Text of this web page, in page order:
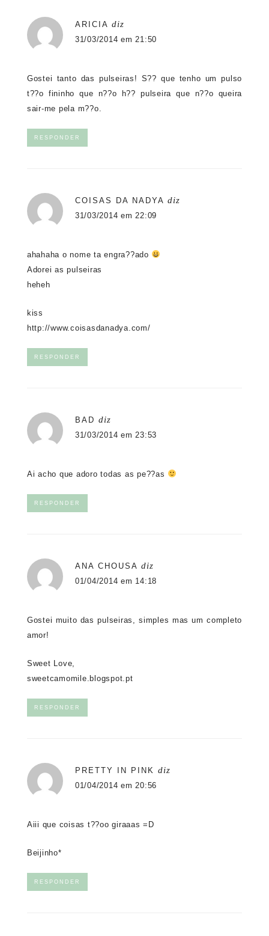
ARICIA diz
31/03/2014 em 21:50
Gostei tanto das pulseiras! S?? que tenho um pulso
t??o fininho que n??o h?? pulseira que n??o queira
sair-me pela m??o.
RESPONDER
COISAS DA NADYA diz
31/03/2014 em 22:09
ahahaha o nome ta engra??ado
Adorei as pulseiras
heheh
kiss
http://www.coisasdanadya.com/
RESPONDER
BAD diz
31/03/2014 em 23:53
Ai acho que adoro todas as pe??as
RESPONDER
ANA CHOUSA diz
01/04/2014 em 14:18
Gostei muito das pulseiras, simples mas um completo
amor!
Sweet Love,
sweetcamomile.blogspot.pt
RESPONDER
PRETTY IN PINK diz
01/04/2014 em 20:56
Aiii que coisas t??oo giraaas =D
Beijinho*
RESPONDER